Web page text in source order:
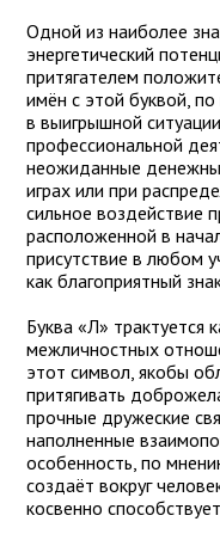
Одной из наиболее
энергетический
притягателем
имён с этой буквой,
в выигрышной
профессиональной
неожиданные
играх или при
сильное воздействие
расположенной в
присутствие в любом
как благоприятный
Буква «Л» трактуется
межличностных
этот символ, якобы
притягивать
прочные дружеские
наполненные
особенность, по
создаёт вокруг
косвенно